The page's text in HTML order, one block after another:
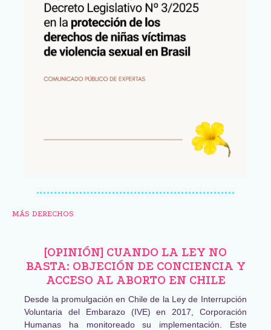
MÁS DERECHOS
[OPINIÓN] CUANDO LA LEY NO
BASTA: OBJECIÓN DE CONCIENCIA Y
ACCESO AL ABORTO EN CHILE
Desde la promulgación en Chile de la Ley de Interrupción
Voluntaria del Embarazo (IVE) en 2017, Corporación
Humanas ha monitoreado su implementación. Este